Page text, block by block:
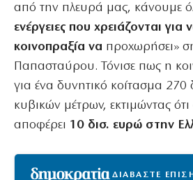
από την πλευρά μας, κάνουμε
ενέργειες που χρειάζονται για
κοινοπραξία να προχωρήσει»
Παπασταύρου. Τόνισε πως η
για ένα δυνητικό κοίτασμα 270
κυβικών μέτρων, εκτιμώντας
αποφέρει 10 δισ. ευρώ στην
ΔΙΑΒΑΣΤΕ